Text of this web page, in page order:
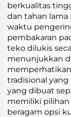
berkualitas
dan tahan
waktu
pembakaran
teko dilukis
menunjukkan
tradisional
yang dibuat
memiliki
beragam opsi